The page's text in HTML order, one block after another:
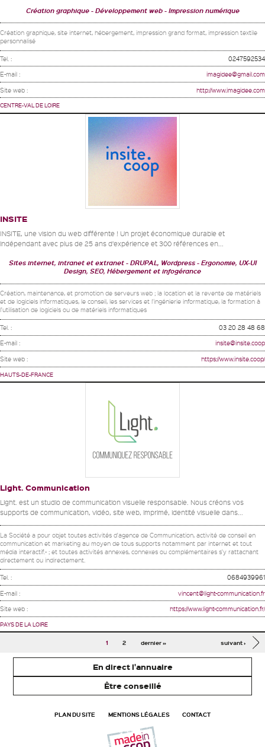
Création graphique Développement web Impression numérique
Création graphique, site internet, hébergement, impression grand format, impression textile
personnalisé
Tel. : 0247592534
E-mail : imagidee@gmail.com
Site web : http://www.imagidee.com
CENTRE-VAL DE LOIRE
INSITE
INSITE, une vision du web différente ! Un projet économique durable et
indépendant avec plus de 25 ans d’expérience et 300 références en...
Sites internet, intranet et extranet DRUPAL, Wordpress
Ergonomie, UX-UI
Design, SEO, Hébergement et infogérance
Création, maintenance, et promotion de serveurs web ; la location et la revente de matériels
et de logiciels informatiques, le conseil, les services et l'ingénierie informatique, la formation à
l'utilisation de logiciels ou de matériels informatiques
Tel. : 03 20 28 48 68
E-mail : insite@insite.coop
Site web : https://www.insite.coop/
HAUTS-DE-FRANCE
Light. Communication
Light. est un studio de communication visuelle responsable. Nous créons vos
supports de communication, vidéo, site web, imprimé, identité visuelle dans...
La Société a pour objet toutes activités d'agence de Communication, activité de conseil en
communication et marketing au moyen de tous supports notamment par internet et tout
média interactif.- ; et toutes activités annexes, connexes ou complémentaires s'y rattachant
directement ou indirectement.
Tel. : 0684939961
E-mail : vincent@light-communication.fr
Site web : https://www.light-communication.fr/
PAYS DE LA LOIRE
Pages
1 2 suivant ›
dernier »
En direct l'annuaire
Être conseillé
PLAN DU SITE MENTIONS LÉGALES CONTACT